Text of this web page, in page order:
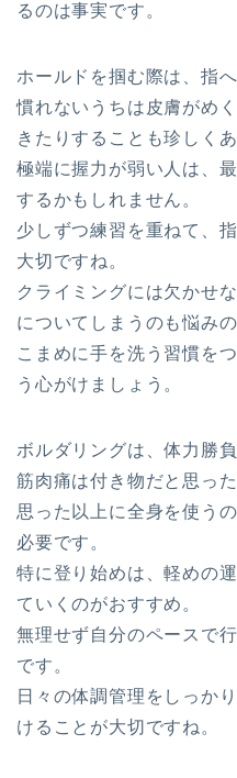
るのは事実です。
ホールドを掴む際は、指
慣れないうちは皮膚がめ
きたりすることも珍しくあ
極端に握力が弱い人は、
するかもしれません。
少しずつ練習を重ねて、
大切ですね。
クライミングには欠かせ
についてしまうのも悩みの
こまめに手を洗う習慣を
う心がけましょう。
ボルダリングは、体力勝
筋肉痛は付き物だと思っ
思った以上に全身を使う
必要です。
特に登り始めは、軽めの
ていくのがおすすめ。
無理せず自分のペースで
です。
日々の体調管理をしっか
けることが大切ですね。